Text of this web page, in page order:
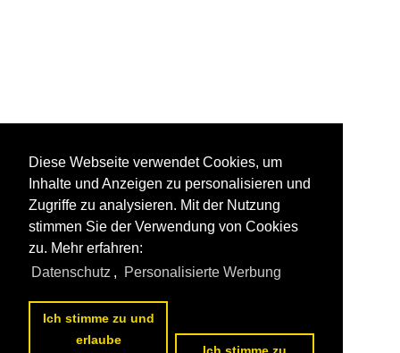
Diese Webseite verwendet Cookies, um
Inhalte und Anzeigen zu personalisieren und
Zugriffe zu analysieren. Mit der Nutzung
stimmen Sie der Verwendung von Cookies
zu. Mehr erfahren:
Datenschutz , Personalisierte Werbung
Ich stimme zu und
erlaube